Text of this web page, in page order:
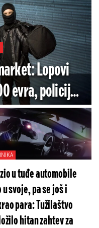
Lopovi
evra, policija
u tuđe automobile
u svoje, pa se još i
para: Tužilaštvo
hitan zahtev za